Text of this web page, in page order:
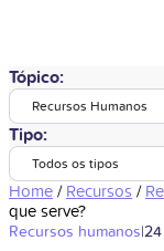
Tópico:
Recursos Humanos
Tipo:
Todos os tipos
Home / Recursos /
que serve?
Recursos humanos|